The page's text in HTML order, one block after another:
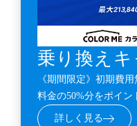
乗り換え
《期間限定》初期費
料金の50%分をポイン
詳しく見る